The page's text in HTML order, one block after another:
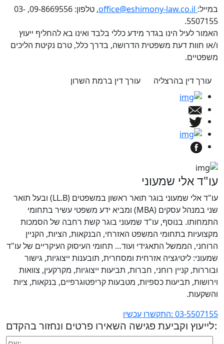
במייל: office@eshimony-law.co.il
, טלפון: 09-8669556, 03-
5507155.
האמור לעיל הינו בגדר מידע כללי בלבד ואינו בא להחליף ייעוץ
ו/או חוות דעת משפטית הדרושה, בדרך כלל, טרם נקיטת הליכים
משפטיים.
עורך דין בהרצליה עורך דין ברמת השרון
עו"ד אלי שמעוני
עו"ד אלי שמעוני בוגר תואר ראשון במשפטים (LL.B) ובעל תואר
שני במנהל עסקים (MBA) ומביא ידע משפטי עשיר בתחומי
התמחותו. בנוסף, עו"ד שמעוני בוגר קשת רחבה של הסמכות
מקצועיות בתחומי המשפט האזרחי, הבנקאות, הציות, הקניין
הרוחני, הממשל התאגידי ועוד… תחומי העיסוק העיקריים של עו"ד
שמעוני: ליטיגציה אזרחית ומסחרית, תובענות ייצוגיות, גישור
ובוררות, קניין רוחני, חברות, תביעות ייצוגיות, מקרקעין, צוואות
וירושות, תביעות כספיות, מטבעות קריפטוגרפיים, בנקאות, ציות
והשקעות.
03-5507155 :התקשרו עכשיו
לייעוץ וקביעת פגישה השאירו פרטים ונחזור בהקדם: